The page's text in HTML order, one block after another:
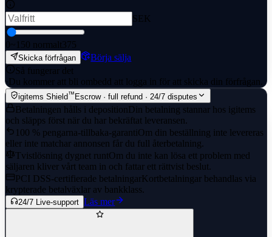
SEK
0~150 normalt 375
Skicka förfrågan
Börja sälja
Så fungerar det
· Du kommer att bli ombedd att logga in för att skicka din förfrågan.
igitems Shield™ Escrow · full refund · 24/7 disputes
Betalningen hålls i depositionDin betalning stannar hos igitems
och släpps först när du har bekräftat leveransen.
100 % pengarna-tillbaka-garantiOm din beställning inte levereras
eller inte matchar annonsen får du full återbetalning.
Tvistlösning dygnet runtOm du inte kan lösa ett problem med
säljaren kliver vårt team in och fattar ett rättvist beslut.
PCI DSS-certifierade betalningarKortbetalningar behandlas via
krypterade betalväxlar av bankklass.
24/7 Live-support Läs mer